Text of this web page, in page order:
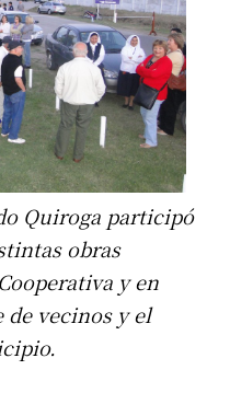
Quiroga participó
obras
y en
de vecinos y el